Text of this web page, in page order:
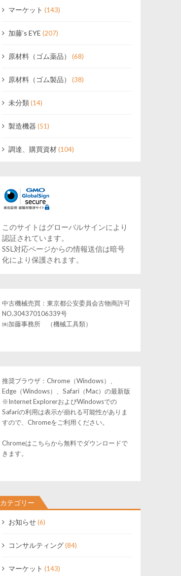
マーケット (143)
加藤’s EYE (207)
原材料（ゴム薬品） (68)
原材料（ゴム製品） (38)
未分類(14)
製造機器 (51)
調達、購買資材(104)
このサイトはグローバルサインにより
認証されています。
SSL対応ページからの情報送信は暗号
化により保護されます。
中古機械売買：東京都公安委員会古物商許可
NO.304370106339号
㈱加藤事務所 （機械工具類）
推奨ブラウザ：Chrome（Windows）、
Edge（Windows）、Safari（Mac）の最新版
※Internet ExplorerおよびWindowsでの
Safariの利用は表示が崩れる可能性がありま
すので、Chromeをご利用ください。
Chromeはこちらから無料でダウンロードで
きます。
カテゴリー
お知らせ(6)
コンサルティング(84)
マーケット (143)